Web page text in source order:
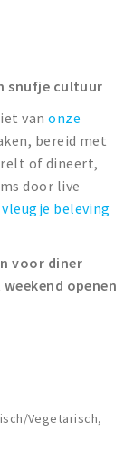
snufje cultuur
vanonze
bereid met
of dineert,
door live
beleving
voor diner
openen
Vegetarisch,